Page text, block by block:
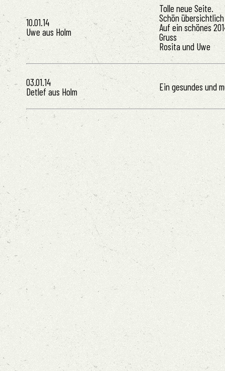
10.01.14
Uwe aus Holm
Tolle neue Seite.
Schön
Auf ein schönes
Gruss
Rosita und Uwe
03.01.14
Detlef aus Holm
Ein gesundes und